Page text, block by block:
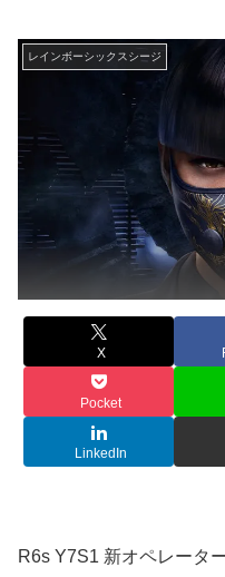
レインボーシックスシージ
X
Pocket
LinkedIn
R6s Y7S1 新オペレータ